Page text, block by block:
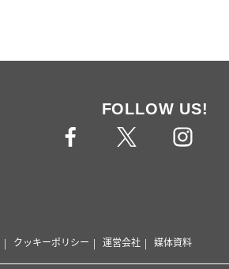
FOLLOW US!
クッキーポリシー 運営会社 媒体資料